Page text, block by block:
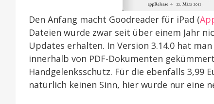
Den Anfang macht Goodreader für iPad (
Dateien wurde zwar seit über einem Jahr
Updates erhalten. In Version 3.14.0 hat
innerhalb von PDF-Dokumenten
Handgelenksschutz. Für die ebenfalls 3,99
natürlich keinen Sinn, hier wurde nur eine